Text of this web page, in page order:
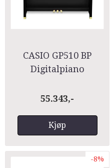
CASIO GP510 BP
Digitalpiano
Hybrid
55.343,-
Kjøp
-8%